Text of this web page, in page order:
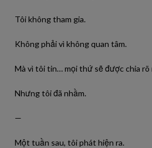
Tôi không tham gia.
Không phải vì không quan tâm.
Mà vì tôi tin… mọi thứ sẽ được chia rõ
Nhưng tôi đã nhầm.
—
Một tuần sau, tôi phát hiện ra.